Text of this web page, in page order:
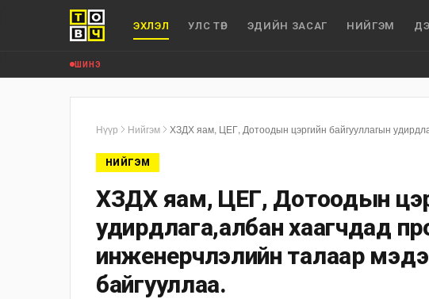
ЭХЛЭЛ УЛС ТӨР ЭДИЙН ЗАСАГ НИЙГЭМ
ШИНЭ
Нүүр Нийгэм
НИЙГЭМ
ХЗДХ яам, ЦЕГ, Дотоодын
удирдлага,албан хаагчдад
инженерчлэлийн талаар
байгууллаа.